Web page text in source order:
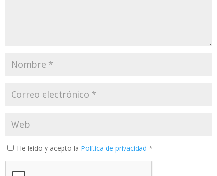
He leído y acepto la Política de privacidad*